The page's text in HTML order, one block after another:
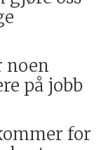
noen
på jobb
for